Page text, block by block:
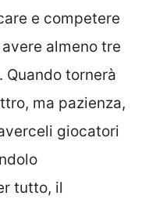
e competere
almeno tre
tornerà
ma pazienza,
giocatori
tutto, il